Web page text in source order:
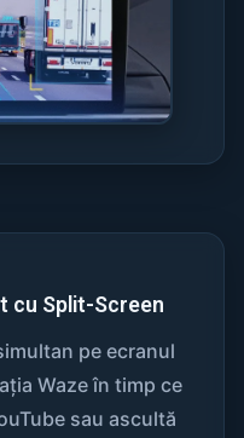
cu Split-Screen
pe ecranul
Waze în timp ce
sau ascultă